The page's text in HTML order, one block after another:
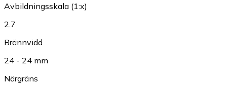
Avbildningsskala (1:x)
2.7
Brännvidd
24 - 24 mm
Närgräns